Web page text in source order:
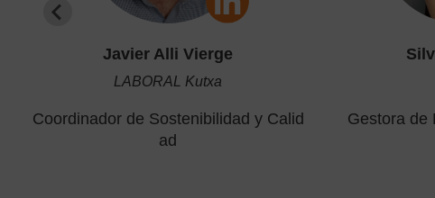
Javier Alli Vierge
LABORAL Kutxa
Coordinador de Sostenibilidad y Calid
ad
Gestora de